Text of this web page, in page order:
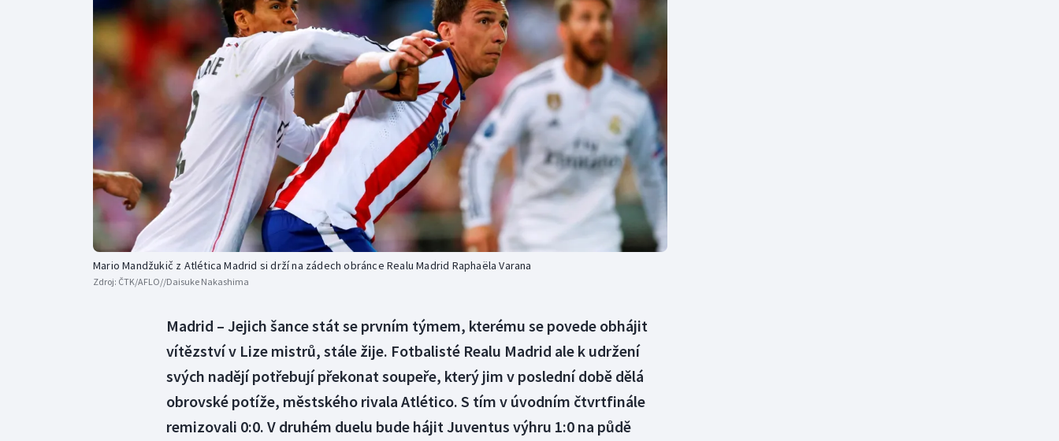
Curling
Dostihy
Florbal
Futsal
Golf
Gymnastika
Moderní pětiboj
Motorsport
Olympijské hry
Parasport
Plavání
Plážový volejbal
Triatlon
Veslování
Vodní slalom
Volejbal
Ostatní
Mario Mandžukič z Atlética Madrid si drží na zádech obránce Realu Madrid Raphaëla Varana
Zdroj: ČTK/AFLO//Daisuke Nakashima
Madrid – Jejich šance stát se prvním týmem, kterému se povede obhájit
vítězství v Lize mistrů, stále žije. Fotbalisté Realu Madrid ale k udržení
svých nadějí potřebují překonat soupeře, který jim v poslední době dělá
obrovské potíže, městského rivala Atlético. S tím v úvodním čtvrtfinále
remizovali 0:0. V druhém duelu bude hájit Juventus výhru 1:0 na půdě